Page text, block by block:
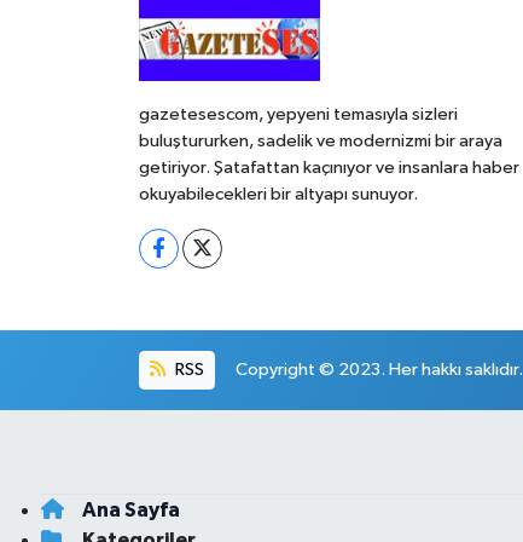
gazetesescom, yepyeni temasıyla sizleri
buluştururken, sadelik ve modernizmi bir araya
getiriyor. Şatafattan kaçınıyor ve insanlara haber
okuyabilecekleri bir altyapı sunuyor.
RSS Copyright © 2023. Her hakkı saklıdır.
Ana Sayfa